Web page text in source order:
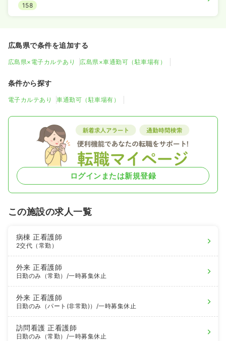
158
広島県で条件を追加する
広島県×電子カルテあり 広島県×車通勤可（駐車場有）
条件から探す
電子カルテあり 車通勤可（駐車場有）
ログインまたは新規登録
この施設の求人一覧
病棟正看護師
2交代（常勤）
外来正看護師
日勤のみ（常勤） /一時募集休止
外来正看護師
日勤のみ（パート(非常勤)） /一時募集休止
訪問看護正看護師
日勤のみ（常勤） /一時募集休止